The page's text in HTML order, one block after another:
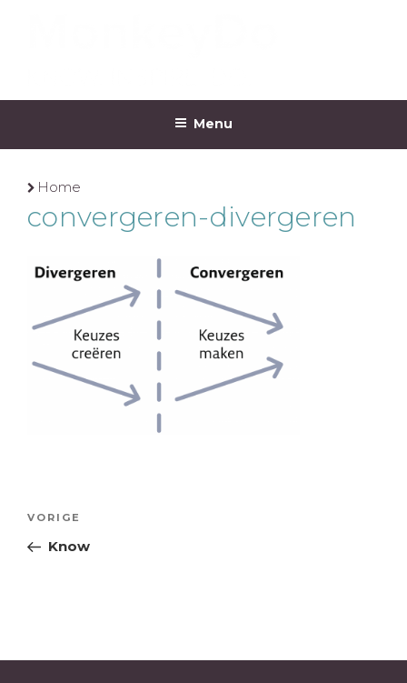
MONKEYDO
Menu
Home
convergeren-divergeren
Vorig
bericht
VORIGE
Know